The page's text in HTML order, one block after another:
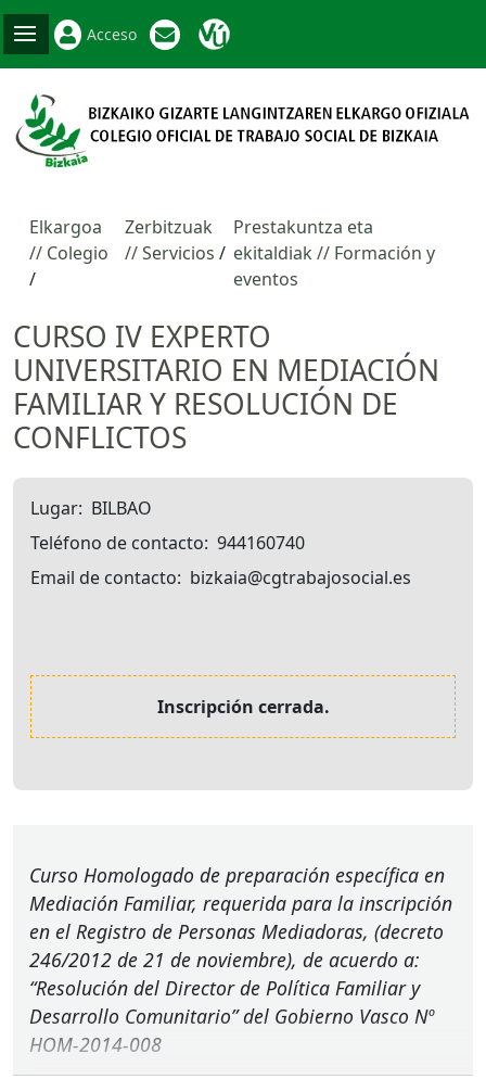
Acceso
Elkargoa
// Colegio
Zerbitzuak
// Servicios
Prestakuntza eta
ekitaldiak // Formación y
eventos
CURSO IV EXPERTO
UNIVERSITARIO EN MEDIACIÓN
FAMILIAR Y RESOLUCIÓN DE
CONFLICTOS
Lugar BILBAO
Teléfono de contacto 944160740
Email de contacto
bizkaia@cgtrabajosocial.es
Inscripción cerrada.
Curso Homologado de preparación específica en
Mediación Familiar, requerida para la inscripción
en el Registro de Personas Mediadoras, (decreto
246/2012 de 21 de noviembre), de acuerdo a:
“Resolución del Director de Política Familiar y
Desarrollo Comunitario” del Gobierno Vasco Nº
HOM-2014-008